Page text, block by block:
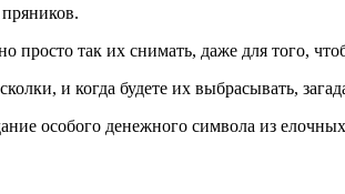
так их снимать, даже для того,
и когда будете их выбрасывать,
особого денежного символа из